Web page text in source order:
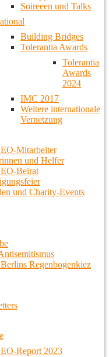
Soireeen und Talks
Building Bridges
Tolerantia Awards
Tolerantia
Awards
2024
IMC 2017
Weitere internationale
Vernetzung
Mitarbeiter
und Helfer
Beirat
und Charity-Events
Regenbogenkiez
Report 2023